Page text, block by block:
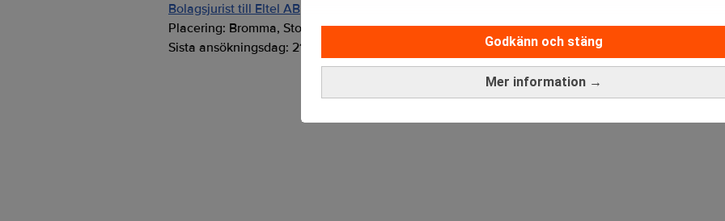
Mer information →
Godkänn och stäng
Bolagsjurist till Eltel AB
Placering: Bromma, Stockholm
Sista ansökningsdag: 21/08/2026
Medarbetare inom Intern
Sista ansökningsdag:
ANNONS